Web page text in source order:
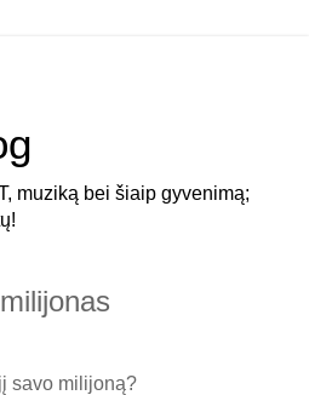
muziką bei šiaip gyvenimą;
savo milijoną?